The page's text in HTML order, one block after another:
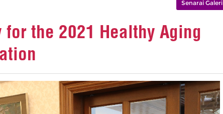
Senarai Galeri
for the 2021 Healthy Aging